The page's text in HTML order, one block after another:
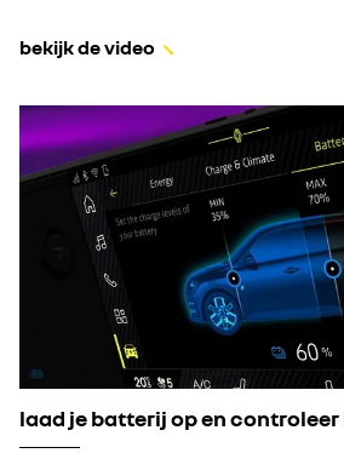
bekijk de video
laad je batterij op en